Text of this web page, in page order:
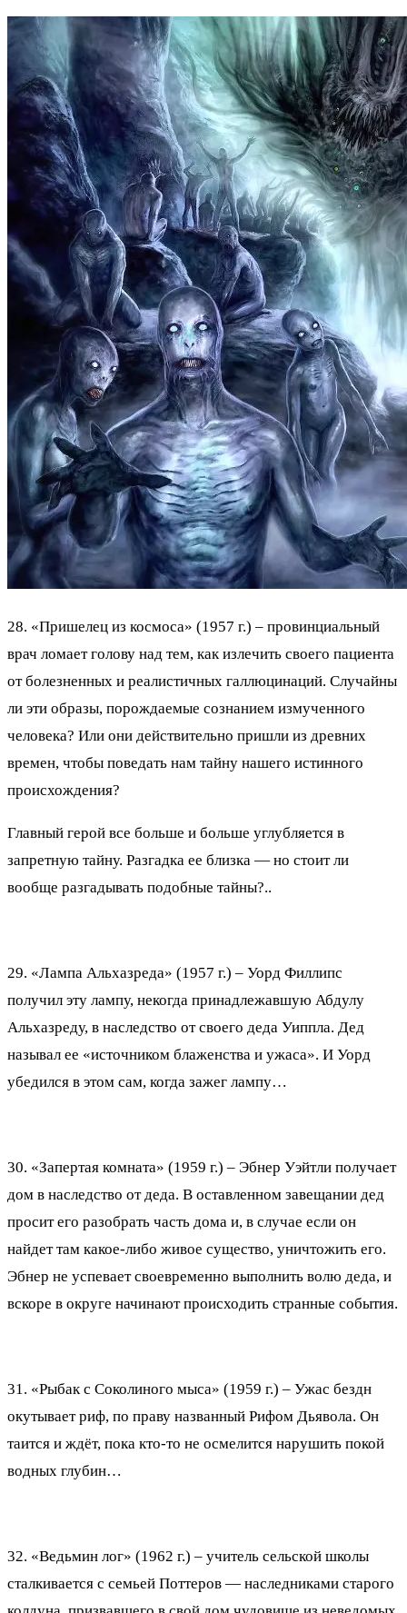
28. «Пришелец из космоса» (1957 г.) – провинциальный
врач ломает голову над тем, как излечить своего пациента
от болезненных и реалистичных галлюцинаций. Случайны
ли эти образы, порождаемые сознанием измученного
человека? Или они действительно пришли из древних
времен, чтобы поведать нам тайну нашего истинного
происхождения?
Главный герой все больше и больше углубляется в
запретную тайну. Разгадка ее близка — но стоит ли
вообще разгадывать подобные тайны?..
29. «Лампа Альхазреда» (1957 г.) – Уорд Филлипс
получил эту лампу, некогда принадлежавшую Абдулу
Альхазреду, в наследство от своего деда Уиппла. Дед
называл ее «источником блаженства и ужаса». И Уорд
убедился в этом сам, когда зажег лампу…
30. «Запертая комната» (1959 г.) – Эбнер Уэйтли получает
дом в наследство от деда. В оставленном завещании дед
просит его разобрать часть дома и, в случае если он
найдет там какое-либо живое существо, уничтожить его.
Эбнер не успевает своевременно выполнить волю деда, и
вскоре в округе начинают происходить странные события.
31. «Рыбак с Соколиного мыса» (1959 г.) – Ужас бездн
окутывает риф, по праву названный Рифом Дьявола. Он
таится и ждёт, пока кто-то не осмелится нарушить покой
водных глубин…
32. «Ведьмин лог» (1962 г.) – учитель сельской школы
сталкивается с семьей Поттеров — наследниками старого